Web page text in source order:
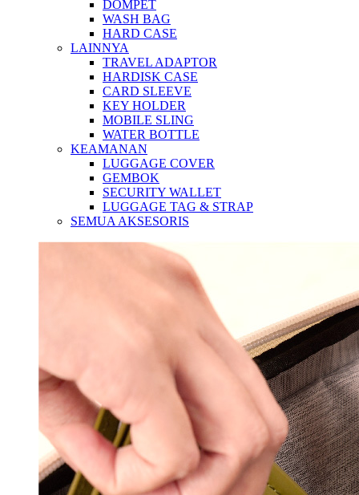
DOMPET
WASH BAG
HARD CASE
LAINNYA
TRAVEL ADAPTOR
HARDISK CASE
CARD SLEEVE
KEY HOLDER
MOBILE SLING
WATER BOTTLE
KEAMANAN
LUGGAGE COVER
GEMBOK
SECURITY WALLET
LUGGAGE TAG & STRAP
SEMUA AKSESORIS